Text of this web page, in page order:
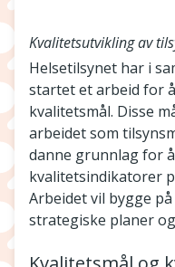
Kvalitetsutvikling av
Helsetilsynet har i
startet et arbeid for
kvalitetsmål. Disse
arbeidet som
danne grunnlag for
kvalitetsindikatorer
Arbeidet vil bygge
strategiske planer